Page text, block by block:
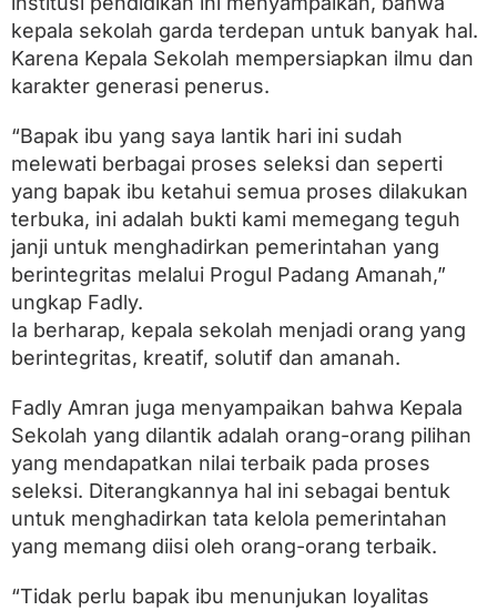
a
l
a
e
o
a
h
D
i
l
a
i
k
kepala sekolah garda terdepan untuk banyak hal.
Karena Kepala Sekolah mempersiapkan ilmu dan
karakter generasi penerus.
“Bapak ibu yang saya lantik hari ini sudah
melewati berbagai proses seleksi dan seperti
yang bapak ibu ketahui semua proses dilakukan
terbuka, ini adalah bukti kami memegang teguh
janji untuk menghadirkan pemerintahan yang
berintegritas melalui Progul Padang Amanah,”
ungkap Fadly.
Ia berharap, kepala sekolah menjadi orang yang
berintegritas, kreatif, solutif dan amanah.
Fadly Amran juga menyampaikan bahwa Kepala
Sekolah yang dilantik adalah orang-orang pilihan
yang mendapatkan nilai terbaik pada proses
seleksi. Diterangkannya hal ini sebagai bentuk
untuk menghadirkan tata kelola pemerintahan
yang memang diisi oleh orang-orang terbaik.
“Tidak perlu bapak ibu menunjukan loyalitas